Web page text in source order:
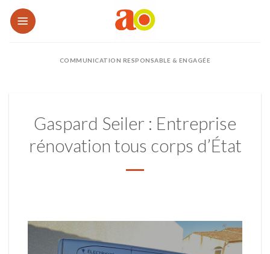
Passer
au
COMMUNICATION RESPONSABLE & ENGAGÉE
Gaspard Seiler : Entreprise
rénovation tous corps d’État